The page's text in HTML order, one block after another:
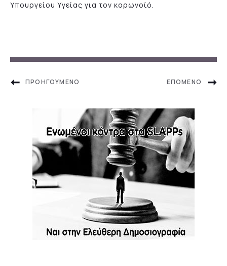
Υπουργείου Υγείας για τον κορωνοϊό.